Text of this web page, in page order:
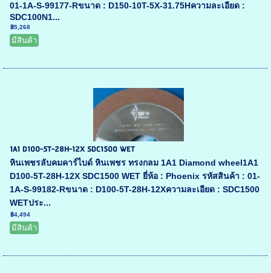
01-1A-S-99177-Rขนาด : D150-10T-5X-31.75Hความละเอียด :
SDC100N1...
฿5,268
มีสินค้า
1A1 D100-5T-28H-12X SDC1500 WET
หินเพชรลับคมคาร์ไบด์ หินเพชร ทรงกลม 1A1 Diamond wheel1A1
D100-5T-28H-12X SDC1500 WET ยี่ห้อ : Phoenix รหัสสินค้า : 01-
1A-S-99182-Rขนาด : D100-5T-28H-12Xความละเอียด : SDC1500
WETประ...
฿4,494
มีสินค้า